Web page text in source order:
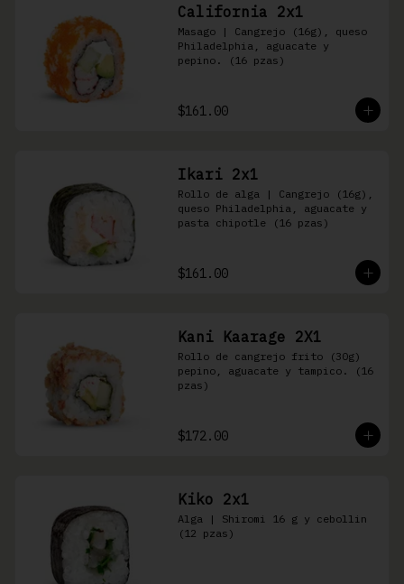
California 2x1
Masago | Cangrejo (16g), queso
Philadelphia, aguacate y
pepino. (16 pzas)
$161.00
Ikari 2x1
Rollo de alga | Cangrejo (16g),
queso Philadelphia, aguacate y
pasta chipotle (16 pzas)
$161.00
Kani Kaarage 2X1
Rollo de cangrejo frito (30g)
pepino, aguacate y tampico. (16
pzas)
$172.00
Kiko 2x1
Alga | Shiromi 16 g y cebollin
(12 pzas)